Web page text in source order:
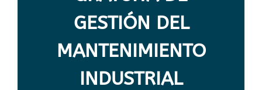
GESTIÓN DEL
MANTENIMIENTO
INDUSTRIAL